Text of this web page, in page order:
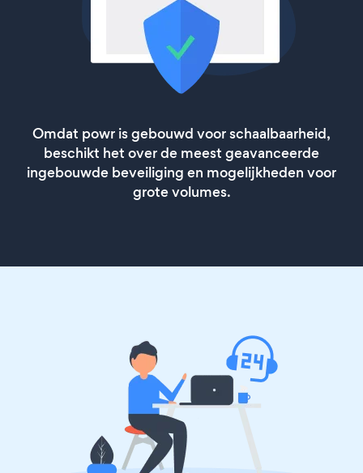
Omdat powr is gebouwd voor schaalbaarheid,
beschikt het over de meest geavanceerde
ingebouwde beveiliging en mogelijkheden voor
grote volumes.